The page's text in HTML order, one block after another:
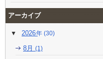
アーカイブ
2026 (30)
8月 (1)